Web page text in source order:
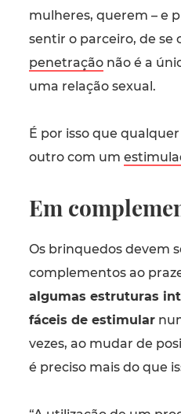
mulheres, querem – e
sentir o parceiro, de se
penetraçãonão é a
uma relação sexual.
É por isso que
outro com um
Em
Os brinquedos devem
complementos ao
algumas estruturas
fáceis de estimular
vezes, ao mudar de
é preciso mais do que